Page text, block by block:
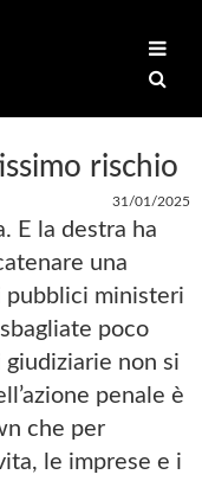
rischio
31/01/2025
E la destra ha
una
pubblici ministeri
poco
non si
penale è
che per
le imprese e i